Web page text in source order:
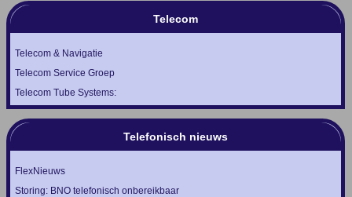
Telecom
Telecom & Navigatie
Telecom Service Groep
Telecom Tube Systems:
Telefonisch nieuws
FlexNieuws
Storing: BNO telefonisch onbereikbaar